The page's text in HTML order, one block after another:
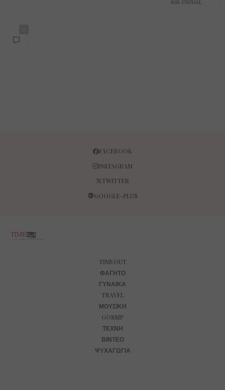
FACEBOOK
INSTAGRAM
TWITTER
GOOGLE-PLUS
TIMEOUT
ΦΑΓΗΤΌ
ΓΥΝΑΊΚΑ
TRAVEL
ΜΟΥΣΙΚΉ
GOSSIP
ΤΈΧΝΗ
ΒΊΝΤΕΟ
ΨΥΧΑΓΩΓΊΑ